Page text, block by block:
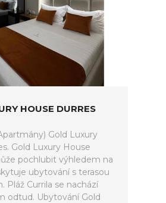
HOUSE DURRES
Gold Luxury
Gold Luxury House
pochlubit výhledem na
ubytování s terasou
Pláž Currila se nachází
odtud. Ubytování Gold